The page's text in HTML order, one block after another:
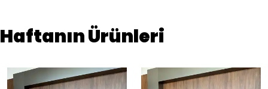
Haftanın Ürünleri